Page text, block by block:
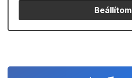
Beállítom